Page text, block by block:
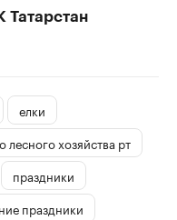
Татарстан
елки
лесного хозяйства рт
праздники
праздники